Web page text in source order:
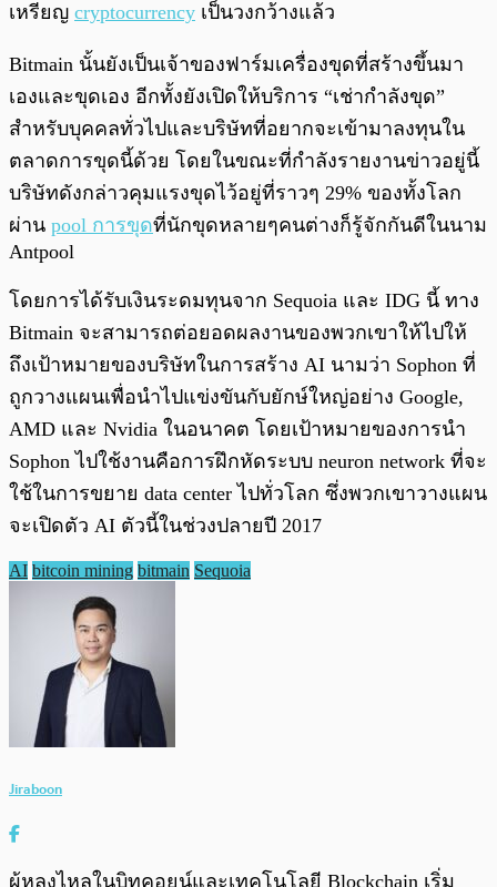
เหรียญ cryptocurrency เป็นวงกว้างแล้ว
Bitmain นั้นยังเป็นเจ้าของฟาร์มเครื่องขุดที่สร้างขึ้นมา
เองและขุดเอง อีกทั้งยังเปิดให้บริการ “เช่ากำลังขุด”
สำหรับบุคคลทั่วไปและบริษัทที่อยากจะเข้ามาลงทุนใน
ตลาดการขุดนี้ด้วย โดยในขณะที่กำลังรายงานข่าวอยู่นี้
บริษัทดังกล่าวคุมแรงขุดไว้อยู่ที่ราวๆ 29% ของทั้งโลก
ผ่าน pool การขุดที่นักขุดหลายๆคนต่างก็รู้จักกันดีในนาม
Antpool
โดยการได้รับเงินระดมทุนจาก Sequoia และ IDG นี้ ทาง
Bitmain จะสามารถต่อยอดผลงานของพวกเขาให้ไปให้
ถึงเป้าหมายของบริษัทในการสร้าง AI นามว่า Sophon ที่
ถูกวางแผนเพื่อนำไปแข่งขันกับยักษ์ใหญ่อย่าง Google,
AMD และ Nvidia ในอนาคต โดยเป้าหมายของการนำ
Sophon ไปใช้งานคือการฝึกหัดระบบ neuron network ที่จะ
ใช้ในการขยาย data center ไปทั่วโลก ซึ่งพวกเขาวางแผน
จะเปิดตัว AI ตัวนี้ในช่วงปลายปี 2017
AI bitcoin mining bitmain Sequoia
Jiraboon
ผู้หลงไหลในบิทคอยน์และเทคโนโลยี Blockchain เริ่ม